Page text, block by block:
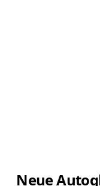
Neue